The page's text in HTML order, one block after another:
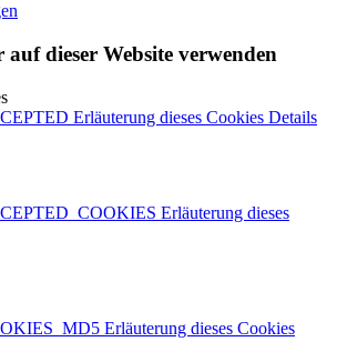
dieser Website verwenden
Erläuterung dieses Cookies Details
Erläuterung dieses
Erläuterung dieses Cookies